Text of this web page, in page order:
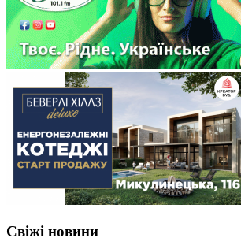
Свіжі новини